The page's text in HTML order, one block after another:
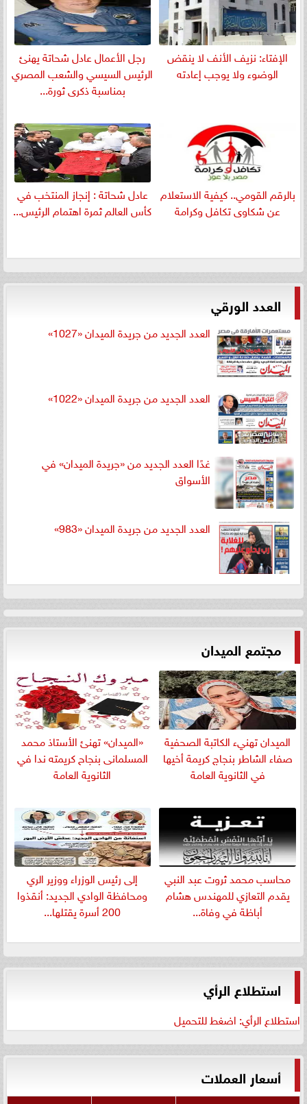
الإفتاء: نزيف الأنف لا ينقض
الوضوء ولا يوجب إعادته
رجل الأعمال عادل شحاتة يهنئ
الرئيس السيسي والشعب المصري
بمناسبة ذكرى ثورة...
بالرقم القومي.. كيفية الاستعلام
عن شكاوى تكافل وكرامة
عادل شحاتة : إنجاز المنتخب في
كأس العالم ثمرة اهتمام الرئيس...
العدد الورقي
العدد الجديد من جريدة الميدان «1027»
العدد الجديد من جريدة الميدان «1022»
غدًا العدد الجديد من «جريدة الميدان» في
الأسواق
العدد الجديد من جريدة الميدان «983»
مجتمع الميدان
الميدان تهنيء الكاتبة الصحفية
صفاء الشاطر بنجاج كريمة أخيها
في الثانوية العامة
«الميدان» تهنئ الأستاذ محمد
المسلمانى بنجاح كريمته ندا في
الثانوية العامة
​محاسب محمد ثروت عبد النبي
يقدم التعازي للمهندس هشام
أباظة في وفاة...
إلى رئيس الوزراء ووزير الري
ومحافظة الوادي الجديد: أنقذوا
200 أسرة يقتلها...
استطلاع الرأي
استطلاع الرأي: اضغط للتحميل
أسعار العملات